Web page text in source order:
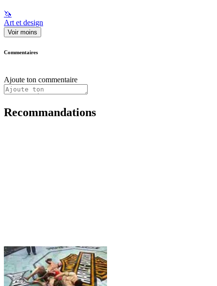
🦄
Art et design
Voir moins
Commentaires
Ajoute ton commentaire
Recommandations